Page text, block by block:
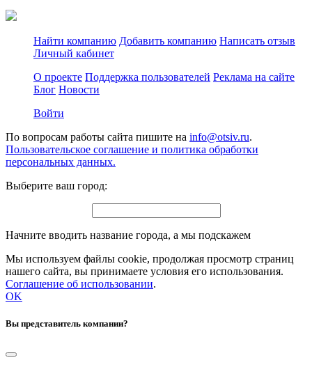
Найти компанию Добавить компанию Написать отзыв
Личный кабинет
О проекте Поддержка пользователей Реклама на сайте
Блог Новости
Войти
По вопросам работы сайта пишите на info@otsiv.ru.
Пользовательское соглашение и политика обработки
персональных данных.
Выберите ваш город:
Начните вводить название города, а мы подскажем
Мы используем файлы cookie, продолжая просмотр страниц
нашего сайта, вы принимаете условия его использования.
Соглашение об использовании.
OK
Вы представитель компании?